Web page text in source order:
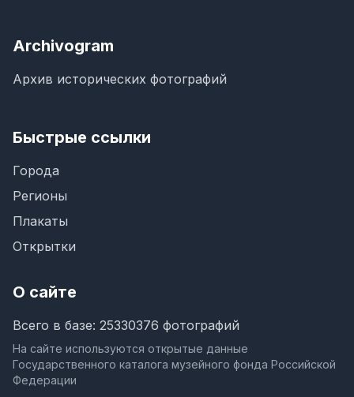
Archivogram
Архив исторических фотографий
Быстрые ссылки
Города
Регионы
Плакаты
Открытки
О сайте
Всего в базе: 25330376 фотографий
На сайте используются открытые данные
Государственного каталога музейного фонда Российской
Федерации